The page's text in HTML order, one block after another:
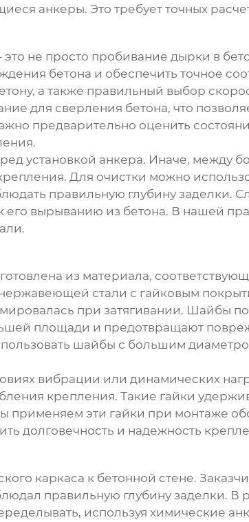
анкеры. Это требует точных
это не просто пробивание дырки в
бетона и обеспечить точное
а также правильный выбор
для сверления бетона, что
предварительно оценить
установкой анкера. Иначе, между
Для очистки можно
правильную глубину заделки.
вырыванию из бетона. В нашей
из материала,
стали с гайковым
при затягивании. Шайбы
площади и предотвращают
шайбы с большим
вибрации или динамических
крепления. Такие гайки
эти гайки при монтаже
долговечность и надежность
каркаса к бетонной стене.
правильную глубину заделки. В
используя химические